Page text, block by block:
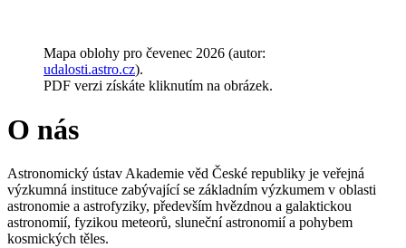
Mapa oblohy pro čevenec 2026 (autor:
udalosti.astro.cz).
PDF verzi získáte kliknutím na obrázek.
O nás
Astronomický ústav Akademie věd České republiky je veřejná
výzkumná instituce zabývající se základním výzkumem v oblasti
astronomie a astrofyziky, především hvězdnou a galaktickou
astronomií, fyzikou meteorů, sluneční astronomií a pohybem
kosmických těles.